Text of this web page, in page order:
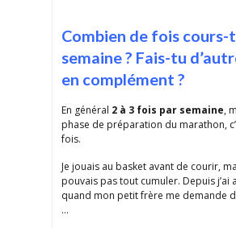
Combien de fois cours-
semaine ? Fais-tu
en complément ?
En général 2 à 3 fois par semaine,
phase de préparation du marathon,
fois.
Je jouais au basket avant de courir,
pouvais pas tout cumuler. Depuis j’ai
quand mon petit frère me demande
…